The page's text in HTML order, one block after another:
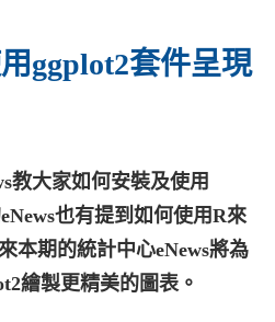
ggplot2套件呈現
教大家如何安裝及使用
也有提到如何使用R來
本期的統計中心eNews將為
繪製更精美的圖表。